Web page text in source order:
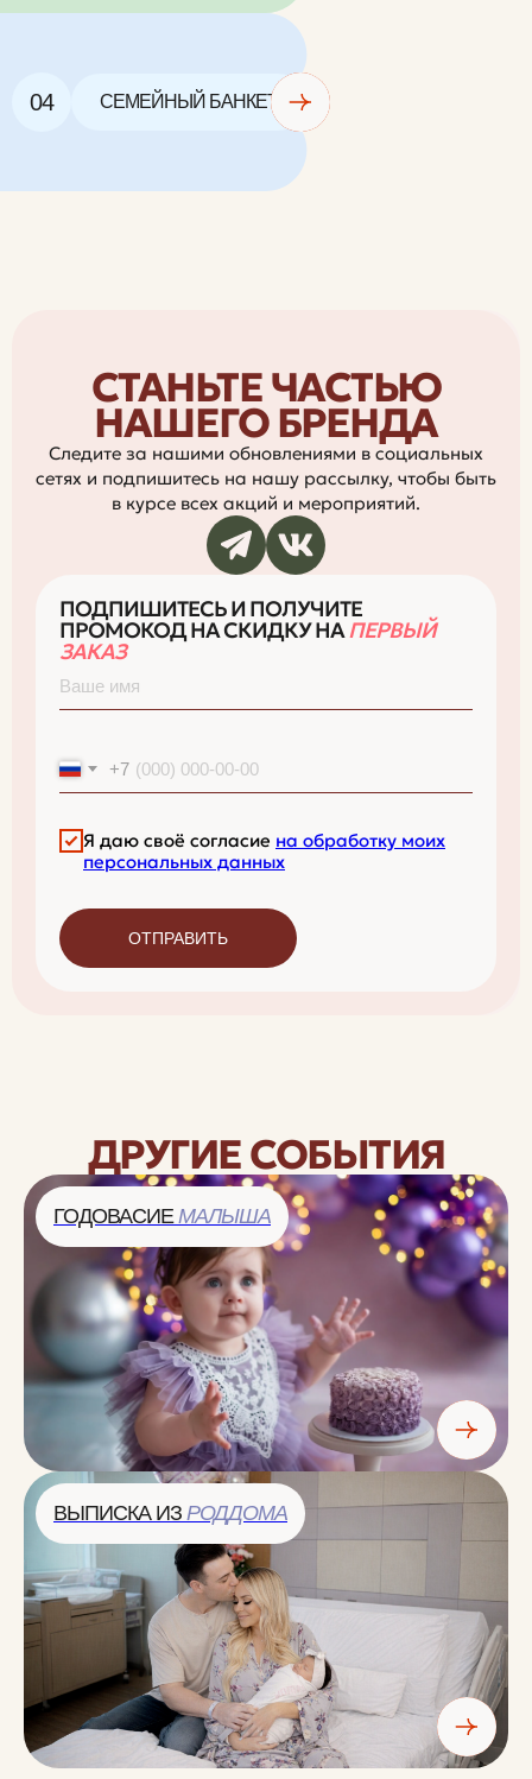
04 СЕМЕЙНЫЙ БАНКЕТ
СТАНЬТЕ ЧАСТЬЮ
НАШЕГО БРЕНДА
Следите за нашими обновлениями в социальных
сетях и подпишитесь на нашу рассылку, чтобы быть
в курсе всех акций и мероприятий.
ПОДПИШИТЕСЬ И ПОЛУЧИТЕ
ПРОМОКОД НА СКИДКУ НАПЕРВЫЙ
ЗАКАЗ
+7
Я даю своё согласие на обработку моих
персональных данных
ОТПРАВИТЬ
ДРУГИЕ СОБЫТИЯ
ГОДОВАСИЕМАЛЫША
ВЫПИСКА ИЗ РОДДОМА